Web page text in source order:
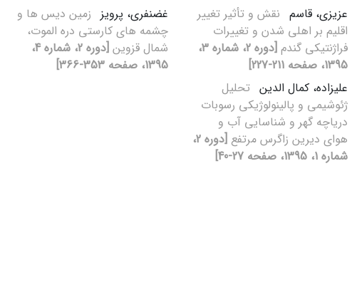
عزیزی، قاسم نقش و تأثیر تغییر
اقلیم بر اهلی شدن و تغییرات
فراژنتیکی گندم
[دوره 2، شماره 3،
1395، صفحه 211-227]
علیزاده، کمال الدین تحلیل
ژئوشیمی و پالینولوژیکی رسوبات
دریاچه گهر و شناسایی آب و
هوای دیرین زاگرس مرتفع
[دوره 2،
شماره 1، 1395، صفحه 27-40]
غضنفری، پرویز زمین‌ دیس ها و
چشمه های کارستی دره الموت،
شمال قزوین
[دوره 2، شماره 4،
1395، صفحه 353-366]